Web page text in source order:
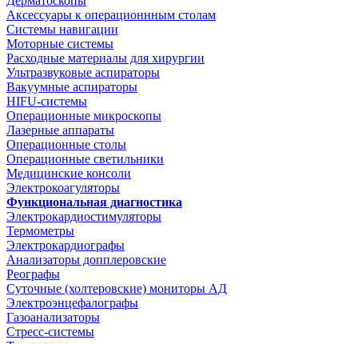
Аксессуары к операционнным столам
Системы навигации
Моторные системы
Расходные материалы для хирургии
Ультразвуковые аспираторы
Вакуумные аспираторы
HIFU-системы
Операционные микроскопы
Лазерные аппараты
Операционные столы
Операционные светильники
Медицинские консоли
Электрокоагуляторы
Функциональная диагностика
Электрокардиостимуляторы
Термометры
Электрокардиографы
Анализаторы допплеровские
Реографы
Суточные (холтеровские) мониторы АД
Электроэнцефалографы
Газоанализаторы
Стресс-системы